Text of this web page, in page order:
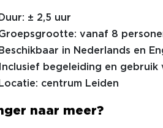
Duur: ± 2,5 uur
vanaf 8
Beschikbaar in Nederlands en
Inclusief begeleiding en gebruik
Locatie: centrum Leiden
naar meer?